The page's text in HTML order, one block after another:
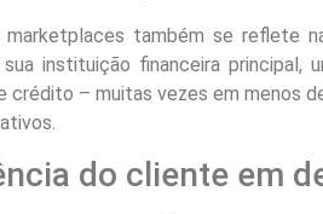
também se reflete
instituição financeira principal,
crédito – muitas vezes em menos
do cliente em